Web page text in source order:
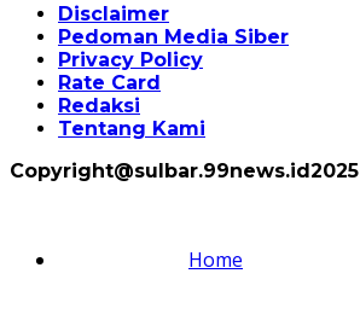
Disclaimer
Pedoman Media Siber
Privacy Policy
Rate Card
Redaksi
Tentang Kami
Copyright@sulbar.99news.id2025
Home